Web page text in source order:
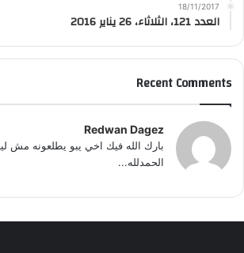
18/11/2017
العدد 121، الثلاثاء، 26 يناير 2016
Recent Comments
Redwan Dagez
بارك الله فيك اخي يبو يطلعونه مش
الحمدلله...